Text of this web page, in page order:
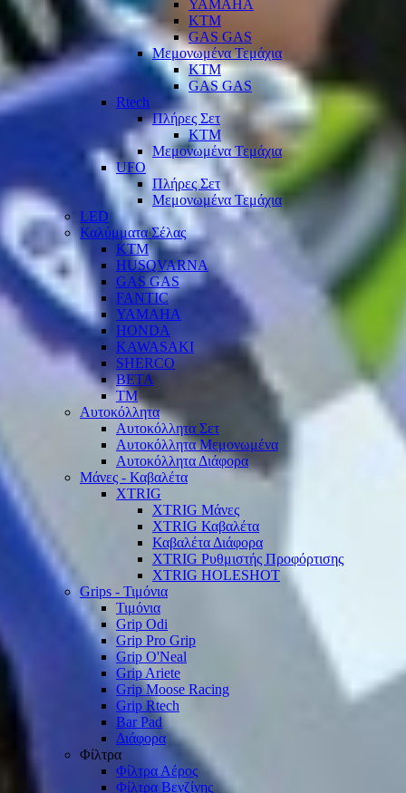
YAMAHA
KTM
GAS GAS
Μεμονωμένα Τεμάχια
KTM
GAS GAS
Rtech
Πλήρες Σετ
KTM
Μεμονωμένα Τεμάχια
UFO
Πλήρες Σετ
Μεμονωμένα Τεμάχια
LED
Καλύμματα Σέλας
KTM
HUSQVARNA
GAS GAS
FANTIC
YAMAHA
HONDA
KAWASAKI
SHERCO
BETA
TM
Αυτοκόλλητα
Αυτοκόλλητα Σετ
Αυτοκόλλητα Μεμονωμένα
Αυτοκόλλητα Διάφορα
Μάνες - Καβαλέτα
XTRIG
XTRIG Μάνες
XTRIG Καβαλέτα
Καβαλέτα Διάφορα
XTRIG Ρυθμιστής Προφόρτισης
XTRIG HOLESHOT
Grips - Τιμόνια
Τιμόνια
Grip Odi
Grip Pro Grip
Grip O'Neal
Grip Ariete
Grip Moose Racing
Grip Rtech
Bar Pad
Διάφορα
Φίλτρα
Φίλτρα Αέρος
Φίλτρα Βενζίνης